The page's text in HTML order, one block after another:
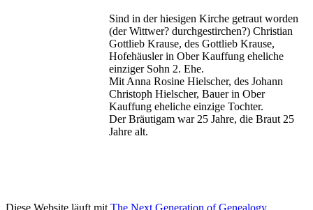
Sind in der hiesigen Kirche getraut worden
(der Wittwer? durchgestirchen?) Christian
Gottlieb Krause, des Gottlieb Krause,
Hofehäusler in Ober Kauffung eheliche
einziger Sohn 2. Ehe.
Mit Anna Rosine Hielscher, des Johann
Christoph Hielscher, Bauer in Ober
Kauffung eheliche einzige Tochter.
Der Bräutigam war 25 Jahre, die Braut 25
Jahre alt.
Diese Website läuft mit The Next Generation of Genealogy